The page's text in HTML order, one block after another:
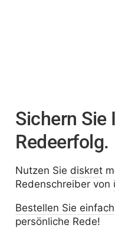
Sichern Sie
Redeerfolg.
Nutzen Sie diskret
Redenschreiber von
Bestellen Sie einfach
persönliche Rede!